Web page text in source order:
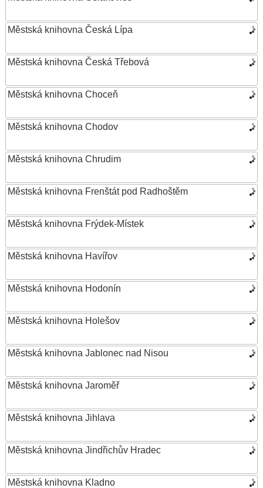
Městská knihovna Česká Lípa
Městská knihovna Česká Třebová
Městská knihovna Choceň
Městská knihovna Chodov
Městská knihovna Chrudim
Městská knihovna Frenštát pod Radhoštěm
Městská knihovna Frýdek-Místek
Městská knihovna Havířov
Městská knihovna Hodonín
Městská knihovna Holešov
Městská knihovna Jablonec nad Nisou
Městská knihovna Jaroměř
Městská knihovna Jihlava
Městská knihovna Jindřichův Hradec
Městská knihovna Kladno